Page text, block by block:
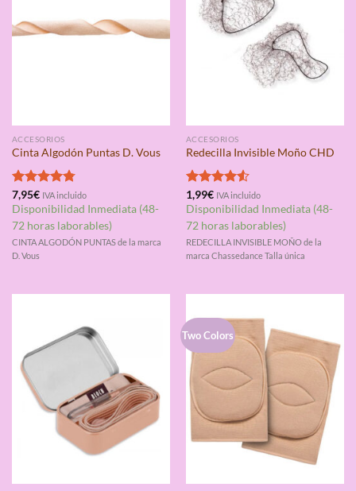
ACCESORIOS
Cinta Algodón Puntas D. Vous
Valorado
con4.75
de 5
7,95€ IVA incluido
Disponibilidad Inmediata (48-
72 horas laborables)
CINTA ALGODÓN PUNTAS de la marca
D. Vous
ACCESORIOS
Redecilla Invisible Moño CHD
Valorado
con4.50
de 5
1,99€ IVA incluido
Disponibilidad Inmediata (48-
72 horas laborables)
REDECILLA INVISIBLE MOÑO de la
marca Chassedance Talla única
Two Colors